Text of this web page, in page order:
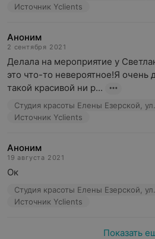
Источник Yclients
Аноним
2 сентября 2021
Делала на мероприятие у
это что-то невероятное!Я очень
такой красивой ни р...
Студия красоты Елены Езерской,
Источник Yclients
Аноним
19 августа 2021
Ок
Студия красоты Елены Езерской,
Источник Yclients
Показать